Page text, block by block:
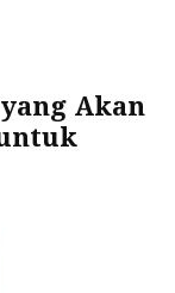
Akan